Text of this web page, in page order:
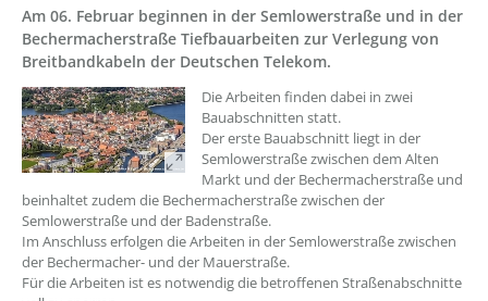
Am 06. Februar beginnen in der Semlowerstraße und in der
Bechermacherstraße Tiefbauarbeiten zur Verlegung von
Breitbandkabeln der Deutschen Telekom.
??? absaetzeOben[1]/titel ???
Die Arbeiten finden dabei in zwei
Bauabschnitten statt.
Der erste Bauabschnitt liegt in der
Semlowerstraße zwischen dem Alten
Markt und der Bechermacherstraße und
beinhaltet zudem die Bechermacherstraße zwischen der
Semlowerstraße und der Badenstraße.
Im Anschluss erfolgen die Arbeiten in der Semlowerstraße zwischen
der Bechermacher- und der Mauerstraße.
Für die Arbeiten ist es notwendig die betroffenen Straßenabschnitte